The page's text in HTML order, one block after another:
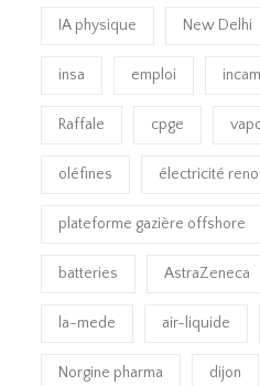
IA physique New Delhi
insa emploi incam
Raffale cpge
oléfines électricité
plateforme gazière offshore
batteries AstraZeneca
la-mede air-liquide
Norgine pharma dijon